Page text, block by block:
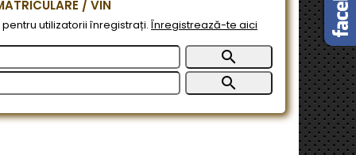
/ VIN
utilizatorii înregistrați. Înregistrează-te aici

